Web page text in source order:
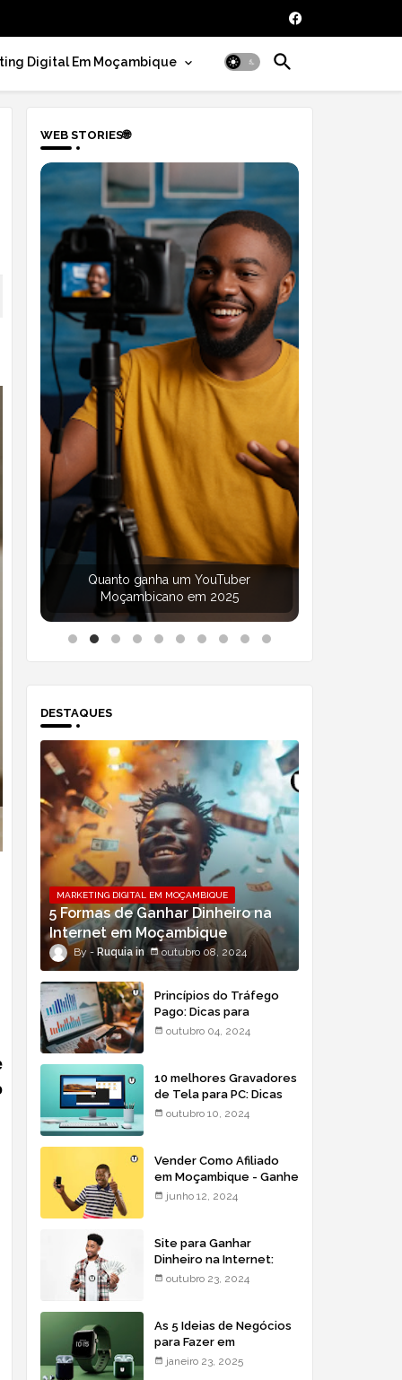
Digital Em Moçambique
WEB STORIES🌐
Quanto ganha um YouTuber
Moçambicano em 2025
DESTAQUES
MARKETING DIGITAL EM MOÇAMBIQUE
5 Formas de Ganhar Dinheiro na
Internet em Moçambique
Ruquia outubro 08, 2024
Princípios do Tráfego
Pago: Dicas para
Moçambique
outubro 04, 2024
10 melhores Gravadores
de Tela para PC: Dicas
para Moçambique
outubro 10, 2024
Vender Como Afiliado
em Moçambique - Ganhe
Dinheiro Online
junho 12, 2024
Site para Ganhar
Dinheiro na Internet:
Dicas para Moçambique
outubro 23, 2024
As 5 Ideias de Negócios
para Fazer em
Moçambique: Comece
janeiro 23, 2025